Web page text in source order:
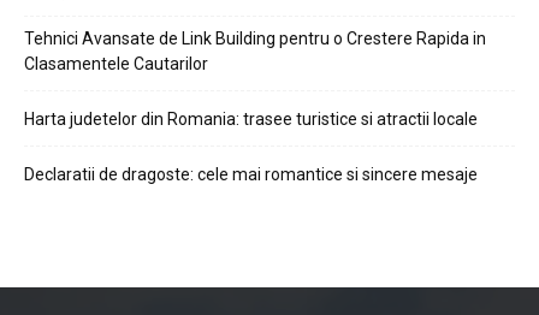
Tehnici Avansate de Link Building pentru o Crestere Rapida in
Clasamentele Cautarilor
Harta judetelor din Romania: trasee turistice si atractii locale
Declaratii de dragoste: cele mai romantice si sincere mesaje